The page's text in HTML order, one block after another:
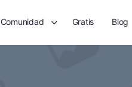
Comunidad Gratis Blog